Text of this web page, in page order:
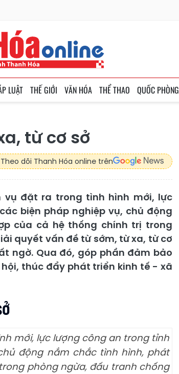
LUẬT THẾ GIỚI VĂN HÓA THỂ THAO QUỐC PHÒNG
từ cơ sở
Theo dõi Thanh Hóa online trên
vụ đặt ra trong tình hình mới, lực
biện pháp nghiệp vụ, chủ động
của cả hệ thống chính trị trong
quyết vấn đề từ sớm, từ xa, từ cơ
ngờ. Qua đó, góp phần đảm bảo
thúc đẩy phát triển kinh tế - xã
mới, lực lượng công an trong tỉnh
động nắm chắc tình hình, phát
phòng ngừa, đấu tranh chống